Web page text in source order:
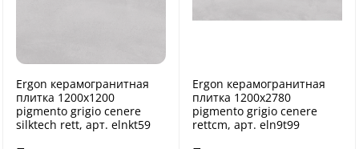
Ergon керамогранитная
плитка 1200x1200
pigmento grigio cenere
silktech rett, арт. elnkt59
Ergon керамогранитная
плитка 1200x2780
pigmento grigio cenere
rettcm, арт. eln9t99